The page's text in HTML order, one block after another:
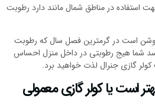
استفاده در مناطق شمال مانند دارد رطوبت
روشن است در گرمترین فصل سال که رطوبت
شما هیج رطوبتی در داخل منزل احساس
گازی جنرال لذت خواهید برد.
است یا کولر گازی معمولی